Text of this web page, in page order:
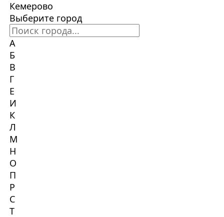
Кемерово
Выберите город
А
Б
В
Г
Е
И
К
Л
М
Н
О
П
Р
С
Т